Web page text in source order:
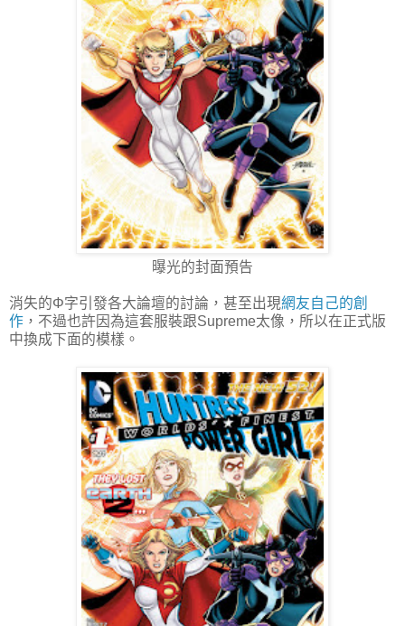
曝光的封面預告
消失的Φ字引發各大論壇的討論，甚至出現網友自己的創
作 ，不過也許因為這套服裝跟Supreme太像，所以在正式版
中換成下面的模樣。